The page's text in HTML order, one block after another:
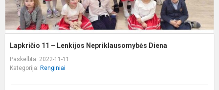
Lapkričio 11 – Lenkijos Nepriklausomybės Diena
Paskelbta: 2022-11-11
Kategorija: Renginiai